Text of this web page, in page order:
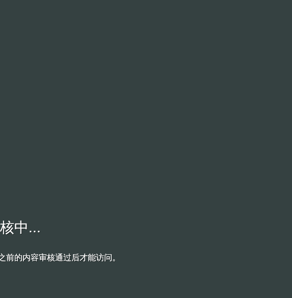
中...
的内容审核通过后才能访问。
中...
的内容审核通过后才能访问。